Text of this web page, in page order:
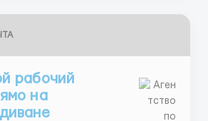
рабочий
на